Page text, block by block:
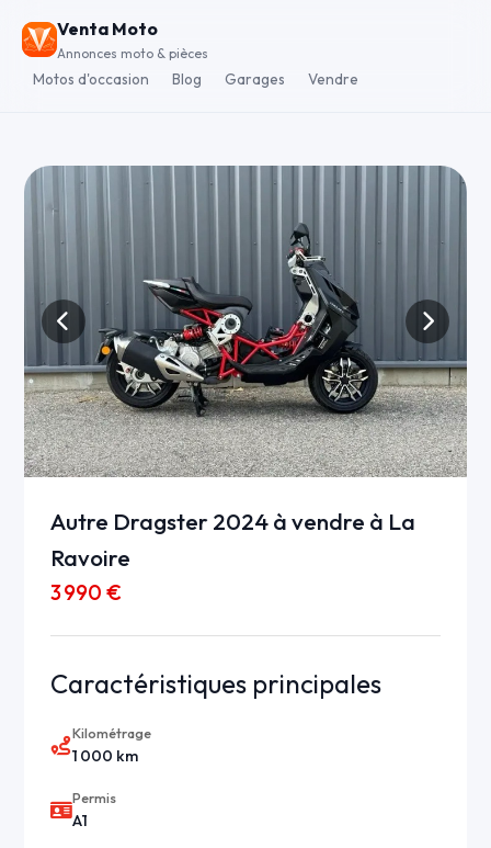
Venta Moto
Annonces moto & pièces
Motos d'occasion Blog Garages Vendre
Autre Dragster 2024 à vendre à La
Ravoire
3 990 €
Caractéristiques principales
Kilométrage
1 000 km
Permis
A1